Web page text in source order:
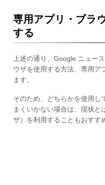
専用アプリ・ブラ
する
上述の通り、Google ニュー
ウザを使用する方法、専用ア
ます。
そのため、どちらかを使用し
まくいかない場合は、現状と
ザ）を利用することもおすす